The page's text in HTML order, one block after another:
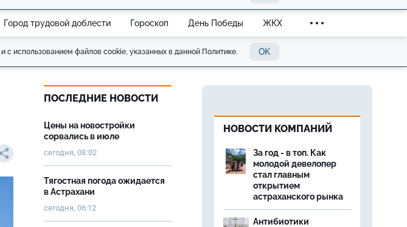
Город трудовой доблести Гороскоп День Победы ЖКХ
и с использованием файлов cookie, указанных в данной Политике. OK
ПОСЛЕДНИЕ НОВОСТИ
Цены на новостройки
сорвались в июле
сегодня, 08:02
Тягостная погода ожидается
в Астрахани
сегодня, 06:12
НОВОСТИ КОМПАНИЙ
За год - в топ. Как
молодой девелопер
стал главным
открытием
астраханского рынка
Антибиотики